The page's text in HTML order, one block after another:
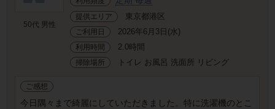
50代 男性
提供エリア 東京都港区
ご利用日 2026年6月3日(水)
利用時間 2.0時間
掃除場所 トイレ お風呂 洗面所 リビング
ご感想
今日隅々まで綺麗にしていただきました。特に洗濯機のとこ